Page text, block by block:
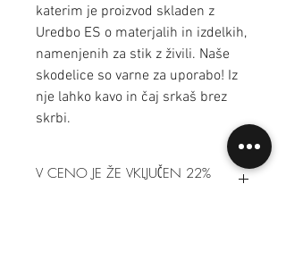
katerim je proizvod skladen z
Uredbo ES o materjalih in izdelkih,
namenjenih za stik z živili. Naše
skodelice so varne za uporabo! Iz
nje lahko kavo in čaj srkaš brez
skrbi.
V CENO JE ŽE VKLJUČEN 22%